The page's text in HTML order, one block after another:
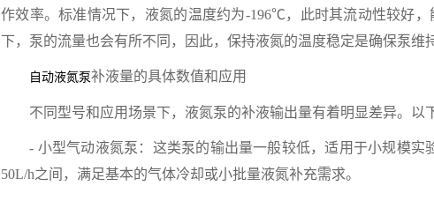
作效率。标准情况下，液氮的温度约为-196℃，此时其流动性较好
下，泵的流量也会有所不同，因此，保持液氮的温度稳定是确保泵维
自动液氮泵补液量的具体数值和应用
不同型号和应用场景下，液氮泵的补液输出量有着明显差异。以
- 小型气动液氮泵：这类泵的输出量一般较低，适用于小规模实
50L/h之间，满足基本的气体冷却或小批量液氮补充需求。